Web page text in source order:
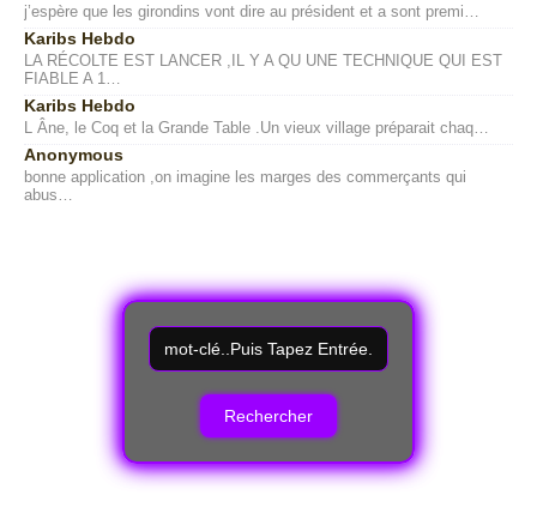
j’espère que les girondins vont dire au président et a sont premi…
Karibs Hebdo
LA RÉCOLTE EST LANCER ,IL Y A QU UNE TECHNIQUE QUI EST
FIABLE A 1…
Karibs Hebdo
L Âne, le Coq et la Grande Table .Un vieux village préparait chaq…
Anonymous
bonne application ,on imagine les marges des commerçants qui
abus…
R
e
c